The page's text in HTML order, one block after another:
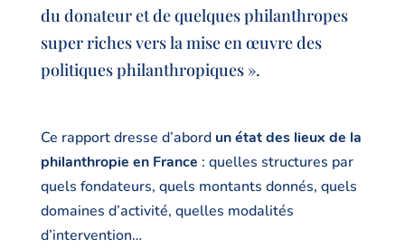
du donateur et de quelques philanthropes
super riches vers la mise en œuvre des
politiques philanthropiques ».
Ce rapport dresse d’abord un état des lieux de la
philanthropie en France : quelles structures par
quels fondateurs, quels montants donnés, quels
domaines d’activité, quelles modalités
d’intervention…